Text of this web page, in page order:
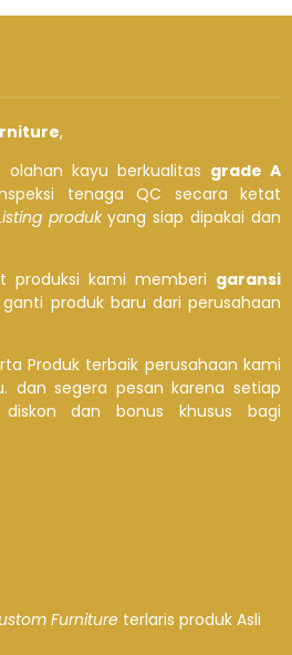
,
olahan kayu berkualitas grade A
tenaga QC secara ketat
produkyang siap dipakai dan
produksi kami memberi garansi
produk baru dari perusahaan
Produk terbaik perusahaan kami
dan segera pesan karena setiap
dan bonus khusus bagi
Furniture terlaris produk Asli